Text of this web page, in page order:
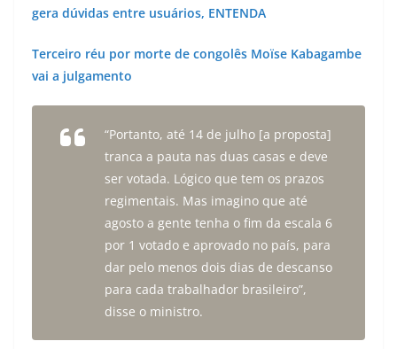
gera dúvidas entre usuários, ENTENDA
Terceiro réu por morte de congolês Moïse Kabagambe
vai a julgamento
“Portanto, até 14 de julho [a proposta]
tranca a pauta nas duas casas e deve
ser votada. Lógico que tem os prazos
regimentais. Mas imagino que até
agosto a gente tenha o fim da escala 6
por 1 votado e aprovado no país, para
dar pelo menos dois dias de descanso
para cada trabalhador brasileiro”,
disse o ministro.